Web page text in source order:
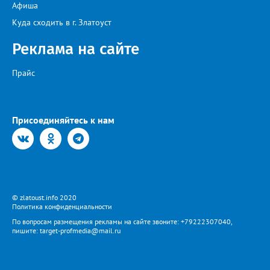
Афиша
Куда сходить в г. Златоуст
Реклама на сайте
Прайс
Присоединяйтесь к нам
© zlatoust.info 2020
Политика конфиденциальности
По вопросам размещения рекламы на сайте звоните: +79222307040,
пишите: target-profmedia@mail.ru